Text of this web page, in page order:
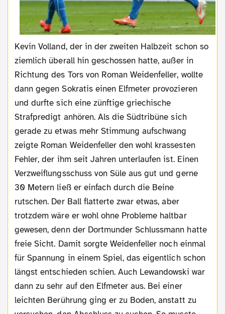
Kevin Volland, der in der zweiten Halbzeit schon so
ziemlich überall hin geschossen hatte, außer in
Richtung des Tors von Roman Weidenfeller, wollte
dann gegen Sokratis einen Elfmeter provozieren
und durfte sich eine zünftige griechische
Strafpredigt anhören. Als die Südtribüne sich
gerade zu etwas mehr Stimmung aufschwang
zeigte Roman Weidenfeller den wohl krassesten
Fehler, der ihm seit Jahren unterlaufen ist. Einen
Verzweiflungsschuss von Süle aus gut und gerne
30 Metern ließ er einfach durch die Beine
rutschen. Der Ball flatterte zwar etwas, aber
trotzdem wäre er wohl ohne Probleme haltbar
gewesen, denn der Dortmunder Schlussmann hatte
freie Sicht. Damit sorgte Weidenfeller noch einmal
für Spannung in einem Spiel, das eigentlich schon
längst entschieden schien. Auch Lewandowski war
dann zu sehr auf den Elfmeter aus. Bei einer
leichten Berührung ging er zu Boden, anstatt zu